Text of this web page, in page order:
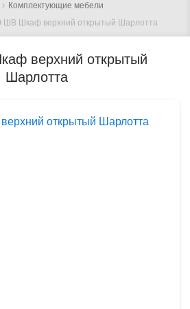
Комплектующие мебели
ШВ Шкаф верхний открытый Шарлотта
верхний открытый
Шарлотта